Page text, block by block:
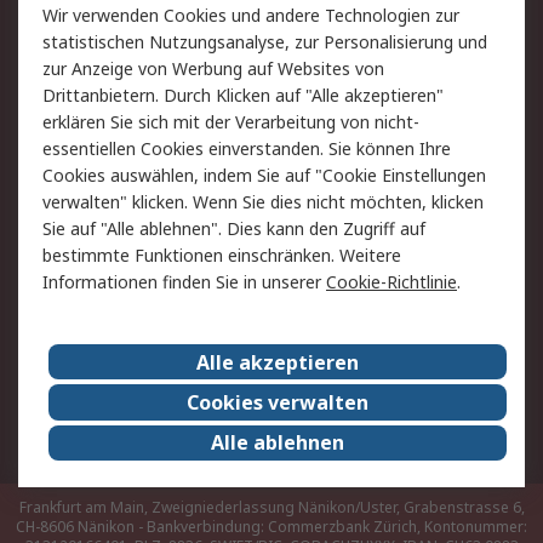
Rücksendungen
Kontakt
Hilfe
Rechtliches
AGB
Datenschutz
Cookie-Richtlinie
Zahlungsbedingungen
Copyright/Impressum
Über RS
Karriere bei RS
Nachhaltigkeit
Qualität/Umwelt/ZertifikatePresse-Center
Event-Center
Frankfurt am Main, Zweigniederlassung Nänikon/Uster, Grabenstrasse 6,
CH-8606 Nänikon - Bankverbindung: Commerzbank Zürich, Kontonummer:
Wir verwenden Cookies und andere Technologien zur
statistischen Nutzungsanalyse, zur Personalisierung und
zur Anzeige von Werbung auf Websites von
Drittanbietern. Durch Klicken auf "Alle akzeptieren"
erklären Sie sich mit der Verarbeitung von nicht-
essentiellen Cookies einverstanden. Sie können Ihre
Cookies auswählen, indem Sie auf "Cookie Einstellungen
verwalten" klicken. Wenn Sie dies nicht möchten, klicken
Sie auf "Alle ablehnen". Dies kann den Zugriff auf
bestimmte Funktionen einschränken. Weitere
Informationen finden Sie in unsererCookie-Richtlinie.
Alle akzeptieren
Cookies verwalten
Alle ablehnen